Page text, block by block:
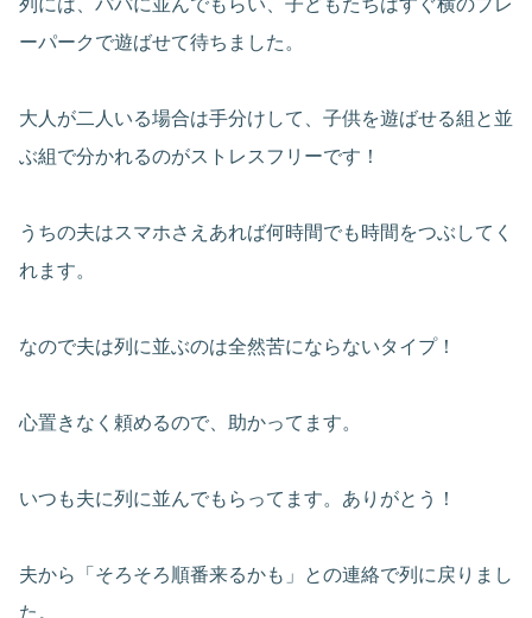
列には、パパに並んでもらい、子どもたちはすぐ横のプレ
ーパークで遊ばせて待ちました。
大人が二人いる場合は手分けして、子供を遊ばせる組と並
ぶ組で分かれるのがストレスフリーです！
うちの夫はスマホさえあれば何時間でも時間をつぶしてく
れます。
なので夫は列に並ぶのは全然苦にならないタイプ！
心置きなく頼めるので、助かってます。
いつも夫に列に並んでもらってます。ありがとう！
夫から「そろそろ順番来るかも」との連絡で列に戻りまし
た。